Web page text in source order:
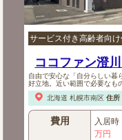
サービス付き高齢者向
ココファン澄
自由で安心な「自分らしい暮
好立地。近い範囲で必要なも
北海道 札幌市南区 住所
費用 入居時
万円